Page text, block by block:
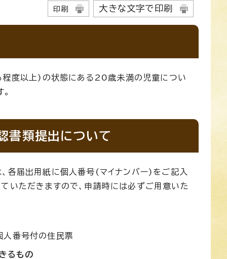
印刷 大きな文字で印刷
程度以上)の状態にある20歳未満の児童につい
書類提出について
各届出用紙に個人番号(マイナンバー)をご記入
いただきますので、申請時には必ずご用意いた
人番号付の住民票
るもの